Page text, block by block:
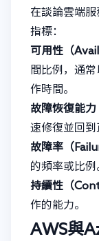
在談論雲端
指標：
可用性（
間比例，通
作時間。
故障恢復能力
速修復並回到
故障率（
的頻率或比例
持續性（
作的能力。
AWS與